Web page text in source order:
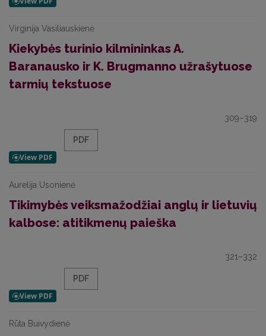
Virginija Vasiliauskienė
Kiekybės turinio kilmininkas A.
Baranausko ir K. Brugmanno užrašytuose
tarmių tekstuose
309–319
PDF
Aurelija Usonienė
Tikimybės veiksmažodžiai anglų ir lietuvių
kalbose: atitikmenų paieška
321–332
PDF
Rūta Buivydienė